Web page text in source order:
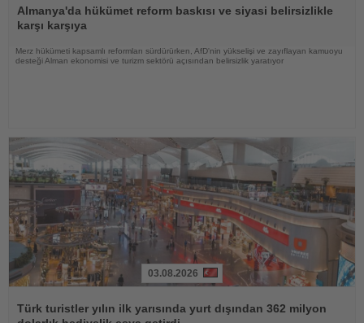
Oku
Almanya'da hükümet reform baskısı ve siyasi belirsizlikle
karşı karşıya
Merz hükümeti kapsamlı reformları sürdürürken, AfD'nin yükselişi ve zayıflayan kamuoyu
desteği Alman ekonomisi ve turizm sektörü açısından belirsizlik yaratıyor
Oku
03.08.2026
Türk turistler yılın ilk yarısında yurt dışından 362 milyon